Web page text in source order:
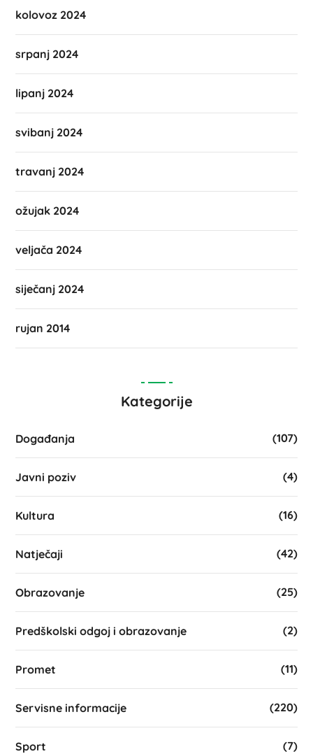
kolovoz 2024
srpanj 2024
lipanj 2024
svibanj 2024
travanj 2024
ožujak 2024
veljača 2024
siječanj 2024
rujan 2014
Kategorije
Događanja (107)
Javni poziv (4)
Kultura (16)
Natječaji (42)
Obrazovanje (25)
Predškolski odgoj i obrazovanje (2)
Promet (11)
Servisne informacije (220)
Sport (7)